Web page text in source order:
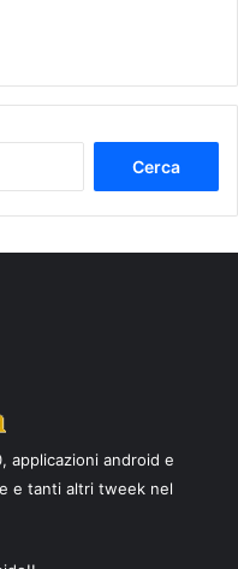
applicazioni android e
e tanti altri tweek nel